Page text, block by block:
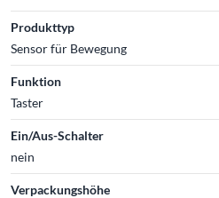
Produkttyp
Sensor für Bewegung
Funktion
Taster
Ein/Aus-Schalter
nein
Verpackungshöhe